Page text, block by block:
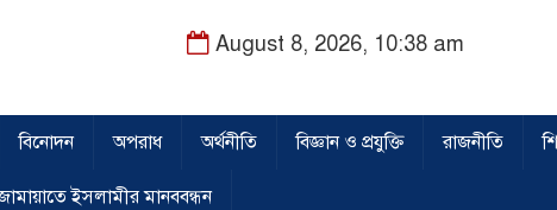
August 8, 2026, 10:38 am
বিনোদন অপরাধ অর্থনীতি বিজ্ঞান ও প্রযুক্তি রাজনীতি
ইসলামীর মানববন্ধন